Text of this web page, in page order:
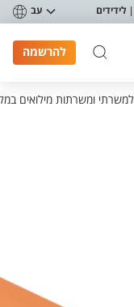
לידידים עב
להרשמה
ומשרתות מילואים